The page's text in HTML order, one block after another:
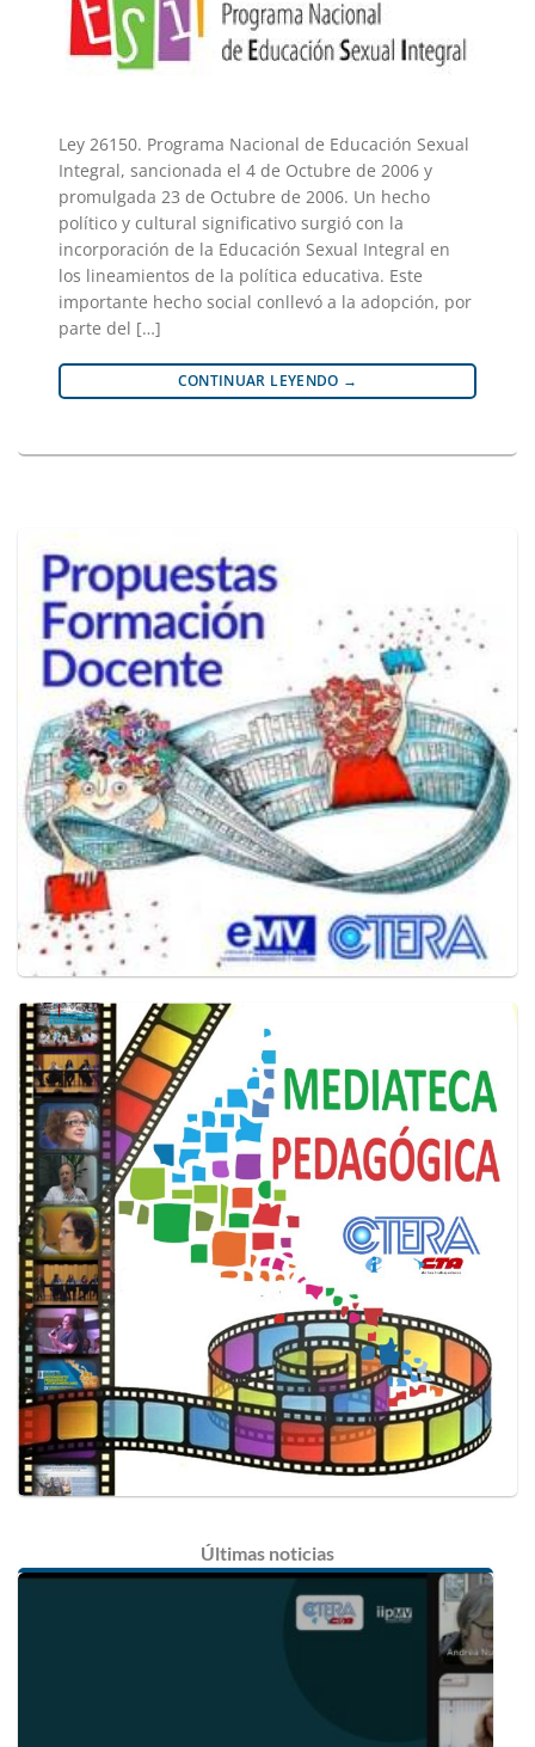
Ley 26150. Programa Nacional de Educación Sexual
Integral, sancionada el 4 de Octubre de 2006 y
promulgada 23 de Octubre de 2006. Un hecho
político y cultural significativo surgió con la
incorporación de la Educación Sexual Integral en
los lineamientos de la política educativa. Este
importante hecho social conllevó a la adopción, por
parte del […]
CONTINUAR LEYENDO →
Últimas noticias